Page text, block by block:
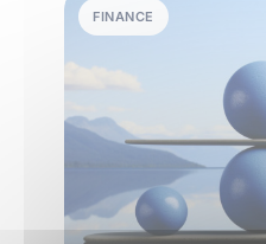
FINANCE